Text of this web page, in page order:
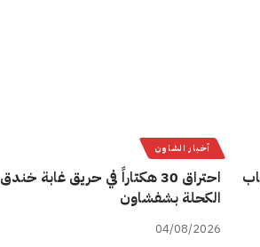
أخبار الشاون
احتراق 30 هكتاراً في حريق غابة خندق
الكحلة بشفشاون
04/08/2026